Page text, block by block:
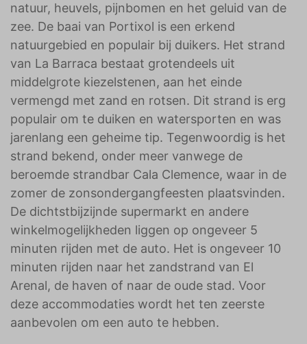
natuur, heuvels, pijnbomen en het geluid van de
zee. De baai van Portixol is een erkend
natuurgebied en populair bij duikers. Het strand
van La Barraca bestaat grotendeels uit
middelgrote kiezelstenen, aan het einde
vermengd met zand en rotsen. Dit strand is erg
populair om te duiken en watersporten en was
jarenlang een geheime tip. Tegenwoordig is het
strand bekend, onder meer vanwege de
beroemde strandbar Cala Clemence, waar in de
zomer de zonsondergangfeesten plaatsvinden.
De dichtstbijzijnde supermarkt en andere
winkelmogelijkheden liggen op ongeveer 5
minuten rijden met de auto. Het is ongeveer 10
minuten rijden naar het zandstrand van El
Arenal, de haven of naar de oude stad. Voor
deze accommodaties wordt het ten zeerste
aanbevolen om een auto te hebben.